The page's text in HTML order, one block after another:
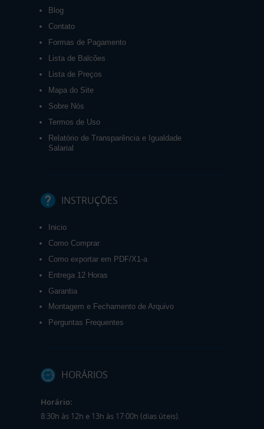
Blog
Contato
Formas de Pagamento
Lista de Balcões
Lista de Preços
Mapa do Site
Sobre Nós
Termos de Uso
Relatório de Transparência e Igualdade
Salarial
INSTRUÇÕES
Inicio
Como Comprar
Como exportar em PDF/X1-a
Entrega 12 Horas
Garantia
Montagem e Fechamento de Arquivo
Perguntas Frequentes
HORÁRIOS
Horário:
8:30h às 12h e 13h às 17:00h (dias úteis).